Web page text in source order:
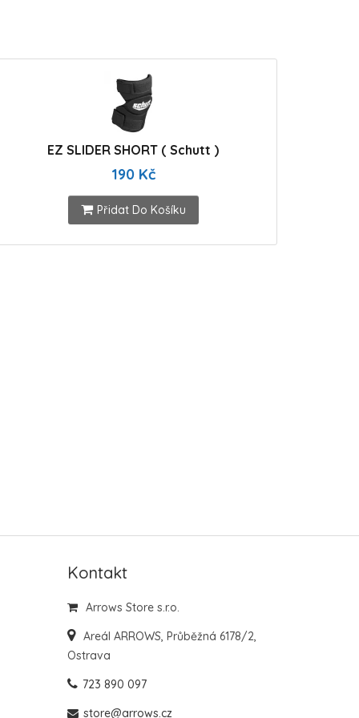
EZ SLIDER SHORT ( Schutt )
190 Kč
Přidat Do Košíku
Kontakt
Arrows Store s.r.o.
Areál ARROWS, Průběžná 6178/2,
Ostrava
723 890 097
store@arrows.cz